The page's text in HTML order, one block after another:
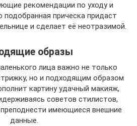
рекомендации по уходу и
подобранная прическа придаст
и сделает её неотразимой.
образы
лица важно не только
но и подходящим образом
картину удачный макияж,
советов стилистов,
имеющиеся внешние
данные.